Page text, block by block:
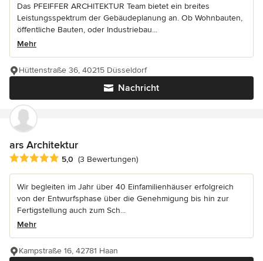
Das PFEIFFER ARCHITEKTUR Team bietet ein breites
Leistungsspektrum der Gebäudeplanung an. Ob Wohnbauten,
öffentliche Bauten, oder Industriebau...
Mehr
Nachricht
Hüttenstraße 36, 40215 Düsseldorf
ars Architektur
Durchschnittliche Bewertung: 5 von 5 Sternen
5,0 (3 Bewertungen)
Wir begleiten im Jahr über 40 Einfamilienhäuser erfolgreich
von der Entwurfsphase über die Genehmigung bis hin zur
Fertigstellung auch zum Sch...
Mehr
Kampstraße 16, 42781 Haan